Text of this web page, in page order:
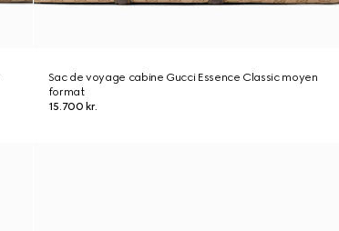
Sac de voyage cabine Gucci Essence Classic moyen
format
15.700 kr.